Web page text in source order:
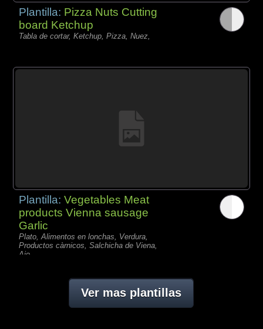
Plantilla: Pizza Nuts Cutting
board Ketchup
Tabla de cortar, Ketchup, Pizza, Nuez,
Plantilla:Vegetables Meat
products Vienna sausage
Garlic
Plato, Alimentos en lonchas, Verdura,
Productos càrnicos, Salchicha de Viena,
Ajo,
Ver mas plantillas